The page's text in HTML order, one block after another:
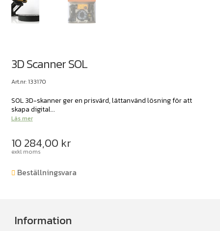
3D Scanner SOL
Art.nr: 133170
SOL 3D-skanner ger en prisvärd, lättanvänd lösning för att
skapa digital...
Läs mer
10 284,00 kr
exkl moms
Beställningsvara
Information